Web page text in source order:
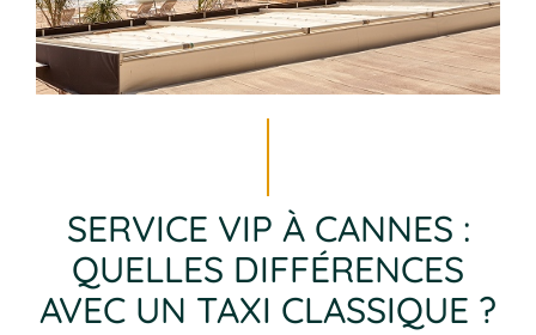
SERVICE VIP À CANNES :
QUELLES DIFFÉRENCES
AVEC UN TAXI CLASSIQUE ?